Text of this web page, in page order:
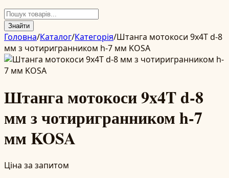
Знайти
Головна/Каталог/Категорія/Штанга мотокоси 9x4T d-8
мм з чотиригранником h-7 мм KOSA
Штанга мотокоси 9x4T d-8
мм з чотиригранником h-7
мм KOSA
Ціна за запитом